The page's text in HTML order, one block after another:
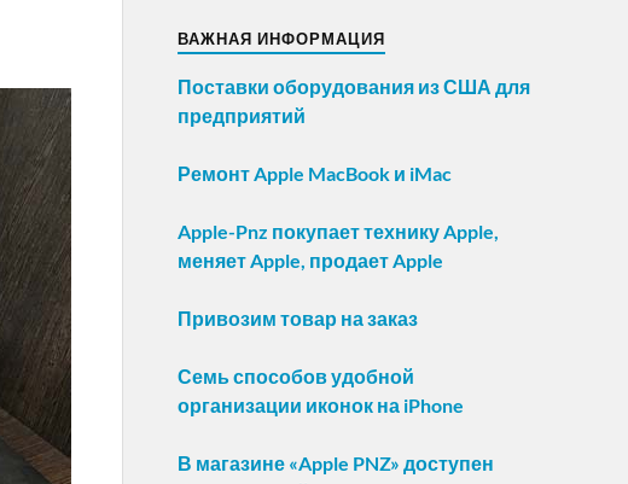
ВАЖНАЯ ИНФОРМАЦИЯ
Поставки оборудования из США для
предприятий
Ремонт Apple MacBook и iMac
Apple-Pnz покупает технику Apple,
меняет Apple, продает Apple
Привозим товар на заказ
Семь способов удобной
организации иконок на iPhone
В магазине «Apple PNZ» доступен